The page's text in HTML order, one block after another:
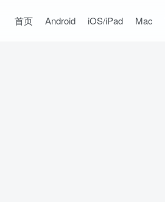
首页 Android iOS/iPad Mac